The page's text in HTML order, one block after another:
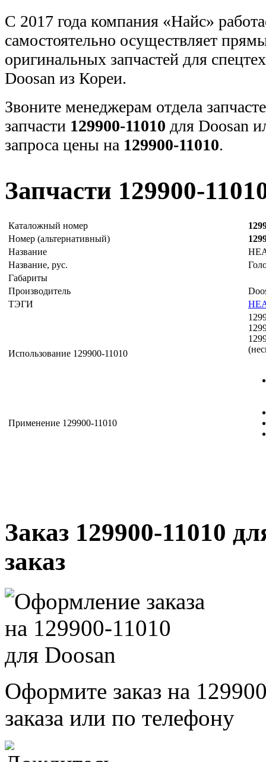
С 2017 года компания «Найс»
самостоятельно осуществляет
оригинальных запчастей для
Doosan из Кореи.
Звоните менеджерам отдела
запчасти 129900-11010 для Doosan
запроса цены на 129900-11010.
Запчасти 129900-
Каталожный номер
Номер (альтернативный)
Название
Название, рус.
Габариты
Производитель
ТЭГИ
Использование 129900-11010
Применение 129900-11010
Заказ 129900-11010
заказ
Оформите заказ на
заказа или по телефону